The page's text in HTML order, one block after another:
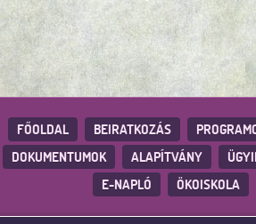
FŐOLDAL BEIRATKOZÁS
DOKUMENTUMOK
ALAPÍTVÁNY
E-NAPLÓ
ÖKOISKOLA